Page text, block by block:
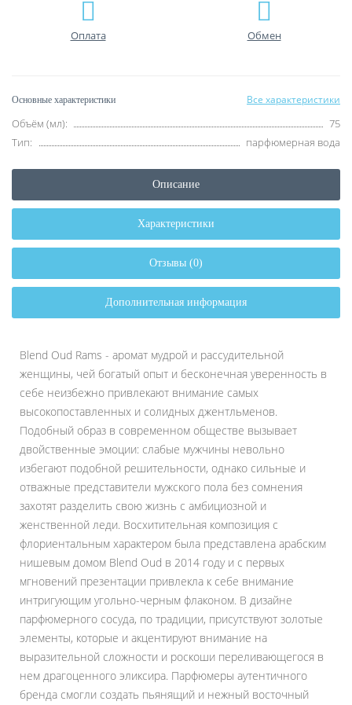
Оплата Обмен
Основные характеристики Все характеристики
Объём (мл):
75
Тип:
парфюмерная вода
Описание
Характеристики
Отзывы (0)
Дополнительная информация
Blend Oud Rams - аромат мудрой и рассудительной
женщины, чей богатый опыт и бесконечная уверенность в
себе неизбежно привлекают внимание самых
высокопоставленных и солидных джентльменов.
Подобный образ в современном обществе вызывает
двойственные эмоции: слабые мужчины невольно
избегают подобной решительности, однако сильные и
отважные представители мужского пола без сомнения
захотят разделить свою жизнь с амбициозной и
женственной леди. Восхитительная композиция с
флориентальным характером была представлена арабским
нишевым домом Blend Oud в 2014 году и с первых
мгновений презентации привлекла к себе внимание
интригующим угольно-черным флаконом. В дизайне
парфюмерного сосуда, по традиции, присутствуют золотые
элементы, которые и акцентируют внимание на
выразительной сложности и роскоши переливающегося в
нем драгоценного эликсира. Парфюмеры аутентичного
бренда смогли создать пьянящий и нежный восточный